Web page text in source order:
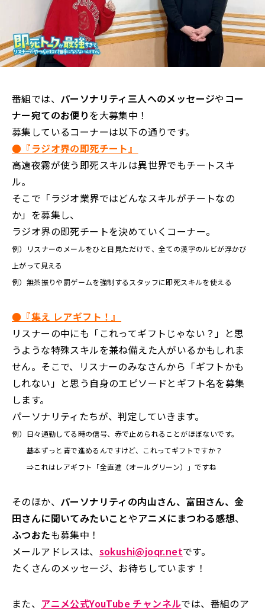
番組では、 パーソナリティ三人へのメッセージやコー
ナー宛てのお便りを大募集中！
募集しているコーナーは以下の通りです。
●『ラジオ界の即死チート』
高遠夜霧が使う即死スキルは異世界でもチートスキ
ル。
そこで「ラジオ業界ではどんなスキルがチートなの
か」を募集し、
ラジオ界の即死チートを決めていくコーナー。
例）リスナーのメールをひと目見ただけで、全ての漢字のルビが浮かび
上がって見える
例）無茶振りや罰ゲームを強制するスタッフに即死スキルを使える
●『集え レアギフト！』
リスナーの中にも「これってギフトじゃない？」と思
うような特殊スキルを兼ね備えた人がいるかもしれま
せん。そこで、リスナーのみなさんから「ギフトかも
しれない」と思う自身のエピソードとギフト名を募集
します。
パーソナリティたちが、判定していきます。
例）日々通勤してる時の信号、赤で止められることがほぼないです。
基本ずっと青で進めるんですけど、これってギフトですか？
⇒これはレアギフト「全直進（オールグリーン）」ですね
そのほか、 パーソナリティの内山さん、富田さん、金
田さんに聞いてみたいことやアニメにまつわる感想、
ふつおたも募集中！
メールアドレスは、 sokushi@joqr.netです。
たくさんのメッセージ、お待ちしています！
また、 アニメ公式YouTube チャンネルでは、番組のア